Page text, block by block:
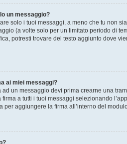
un messaggio?
solo i tuoi messaggi, a meno che tu non
(a volte solo per un limitato periodo di
potresti trovare del testo aggiunto dove
ai miei messaggi?
ad un messaggio devi prima crearne una
a tutti i tuoi messaggi selezionando
per aggiungere la firma all’interno del